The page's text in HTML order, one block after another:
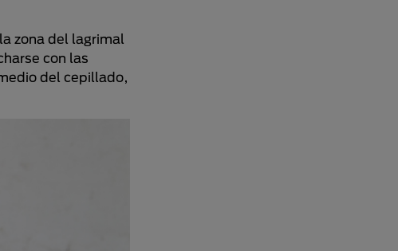
zona del lagrimal
con las
del cepillado,